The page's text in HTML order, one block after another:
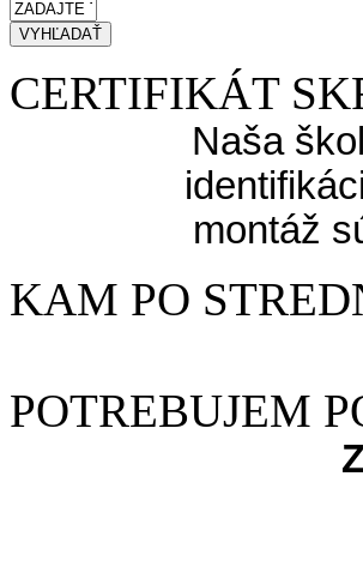
CERTIFIKÁT
Naša
montáž
KAM PO
POTREBUJEM